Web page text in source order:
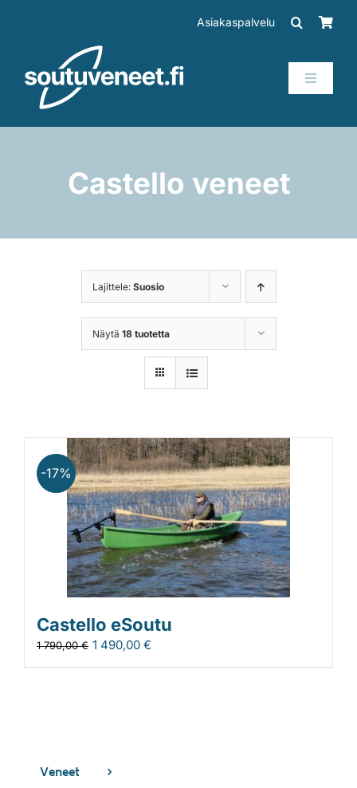
Asiakaspalvelu
Toggle
Perämoottorit
Valmistajat
Rahoitus
Asiakaskokemuksia
Castello veneet
Lajittele: Suosio
Näytä 18 tuotetta
-17%
Castello eSoutu
1 790,00€ 1 490,00 €
Veneet